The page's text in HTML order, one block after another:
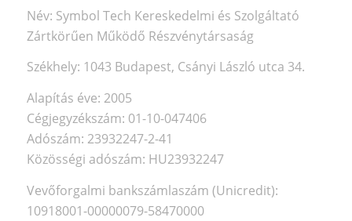
Név: Symbol Tech Kereskedelmi és Szolgáltató
Zártkörűen Működő Részvénytársaság
Székhely: 1043 Budapest, Csányi László utca 34.
Alapítás éve: 2005
Cégjegyzékszám: 01-10-047406
Adószám: 23932247-2-41
Közösségi adószám: HU23932247
Vevőforgalmi bankszámlaszám (Unicredit):
10918001-00000079-58470000